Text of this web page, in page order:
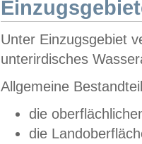
Unter Einzugsgebiet
unterirdisches
Allgemeine
die
die